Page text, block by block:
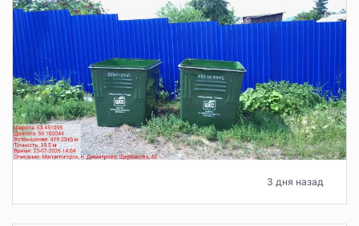
3 дня назад